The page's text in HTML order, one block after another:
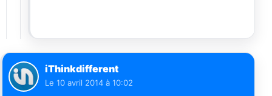
iThinkdifferent
Le 10 avril 2014 à 10:02